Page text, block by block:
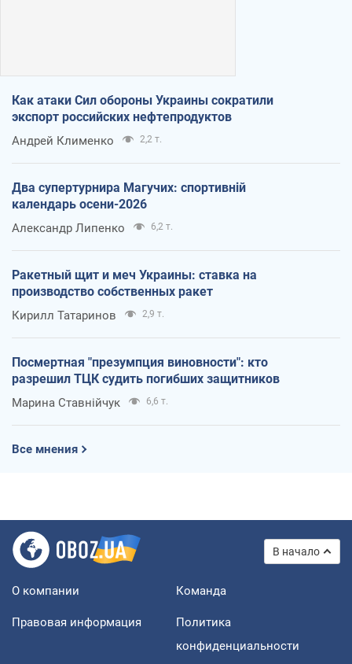
Как атаки Сил обороны Украины сократили
экспорт российских нефтепродуктов
Андрей Клименко 2,2 т.
Два супертурнира Магучих: спортивній
календарь осени-2026
Александр Липенко 6,2 т.
Ракетный щит и меч Украины: ставка на
производство собственных ракет
Кирилл Татаринов 2,9 т.
Посмертная "презумпция виновности": кто
разрешил ТЦК судить погибших защитников
Марина Ставнійчук 6,6 т.
Все мнения
В начало
О компании Команда
Правовая информация
Политика
конфиденциальности